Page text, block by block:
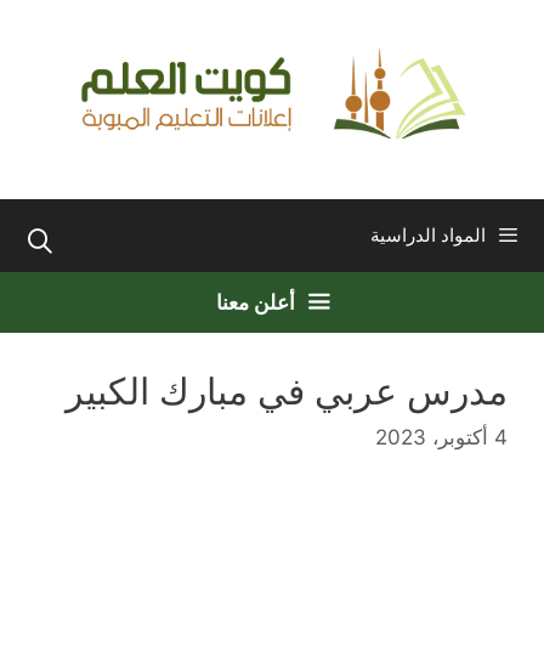
المواد الدراسية
أعلن معنا
مدرس عربي في مبارك الكبير
4 أكتوبر، 2023